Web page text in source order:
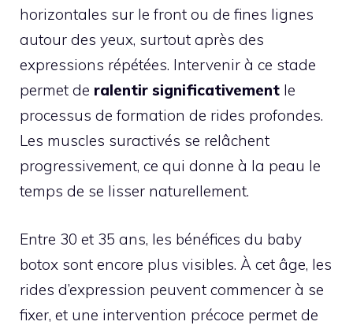
horizontales sur le front ou de fines lignes
autour des yeux, surtout après des
expressions répétées. Intervenir à ce stade
permet de ralentir significativement le
processus de formation de rides profondes.
Les muscles suractivés se relâchent
progressivement, ce qui donne à la peau le
temps de se lisser naturellement.
Entre 30 et 35 ans, les bénéfices du baby
botox sont encore plus visibles. À cet âge, les
rides d’expression peuvent commencer à se
fixer, et une intervention précoce permet de